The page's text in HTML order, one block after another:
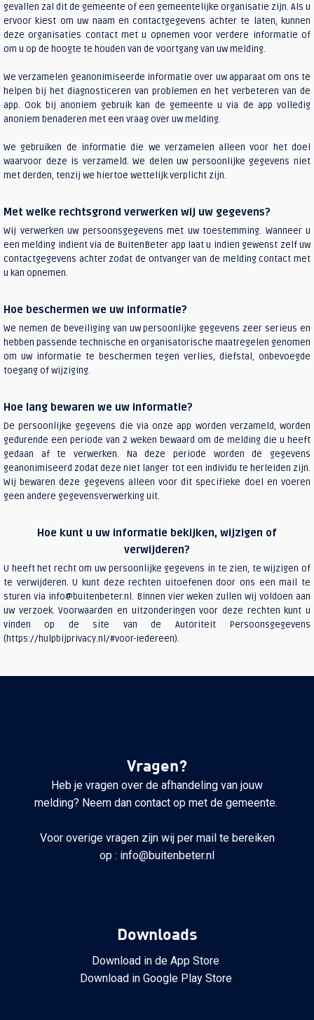
gevallen zal dit de gemeente of een gemeentelijke organisatie zijn. Als u
ervoor kiest om uw naam en contactgegevens achter te laten, kunnen
deze organisaties contact met u opnemen voor verdere informatie of
om u op de hoogte te houden van de voortgang van uw melding.
We verzamelen geanonimiseerde informatie over uw apparaat om ons te
helpen bij het diagnosticeren van problemen en het verbeteren van de
app. Ook bij anoniem gebruik kan de gemeente u via de app volledig
anoniem benaderen met een vraag over uw melding.
We gebruiken de informatie die we verzamelen alleen voor het doel
waarvoor deze is verzameld. We delen uw persoonlijke gegevens niet
met derden, tenzij we hiertoe wettelijk verplicht zijn.
Met welke rechtsgrond verwerken wij uw gegevens?
Wij verwerken uw persoonsgegevens met uw toestemming. Wanneer u
een melding indient via de BuitenBeter app laat u indien gewenst zelf uw
contactgegevens achter zodat de ontvanger van de melding contact met
u kan opnemen.
Hoe beschermen we uw informatie?
We nemen de beveiliging van uw persoonlijke gegevens zeer serieus en
hebben passende technische en organisatorische maatregelen genomen
om uw informatie te beschermen tegen verlies, diefstal, onbevoegde
toegang of wijziging.
Hoe lang bewaren we uw informatie?
De persoonlijke gegevens die via onze app worden verzameld, worden
gedurende een periode van 2 weken bewaard om de melding die u heeft
gedaan af te verwerken. Na deze periode worden de gegevens
geanonimiseerd zodat deze niet langer tot een individu te herleiden zijn.
Wij bewaren deze gegevens alleen voor dit specifieke doel en voeren
geen andere gegevensverwerking uit.
Hoe kunt u uw informatie bekijken, wijzigen of
verwijderen?
U heeft het recht om uw persoonlijke gegevens in te zien, te wijzigen of
te verwijderen. U kunt deze rechten uitoefenen door ons een mail te
sturen via info@buitenbeter.nl. Binnen vier weken zullen wij voldoen aan
uw verzoek. Voorwaarden en uitzonderingen voor deze rechten kunt u
vinden op de site van de Autoriteit Persoonsgegevens
(https://hulpbijprivacy.nl/#voor-iedereen).
Vragen?
Heb je vragen over de afhandeling van jouw
melding? Neem dan contact op met de gemeente.
Voor overige vragen zijn wij per mail te bereiken
op : info@buitenbeter.nl
Downloads
Download in de App Store
Download in Google Play Store